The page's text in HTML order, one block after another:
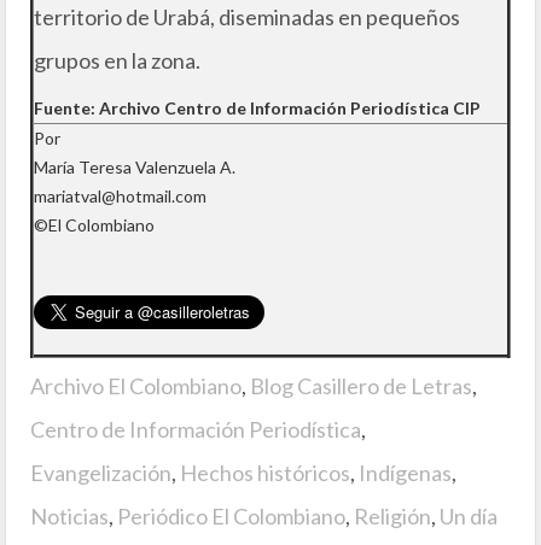
territorio de Urabá, diseminadas en pequeños
grupos en la zona.
Fuente: Archivo Centro de Información Periodística CIP
Por
María Teresa Valenzuela A.
mariatval@hotmail.com
©El Colombiano
Archivo El Colombiano, Blog Casillero de Letras,
Centro de Información Periodística,
Evangelización, Hechos históricos, Indígenas,
Noticias, Periódico El Colombiano, Religión, Un día